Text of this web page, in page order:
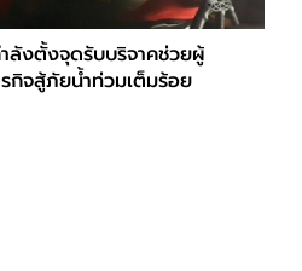
งตั้งจุดรับบริจาคช่วยผู้
กิจสู้ภัยน้ำท่วมเต็มร้อย